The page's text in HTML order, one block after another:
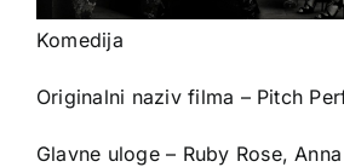
Komedija
Originalni naziv filma – Pitch
Glavne uloge – Ruby Rose,